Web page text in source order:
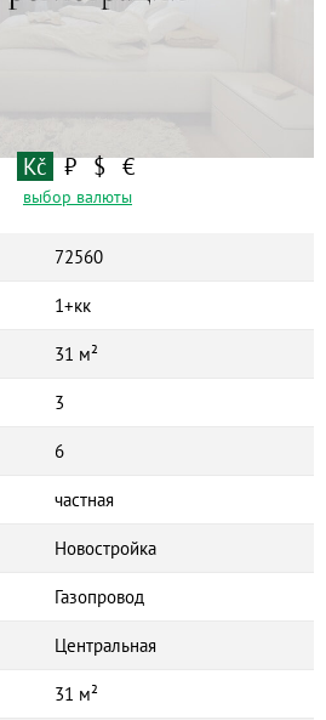
Kč ₽ $ €
выбор валюты
72560
1+кк
31 м²
3
6
частная
Новостройка
Газопровод
Центральная
31 м²